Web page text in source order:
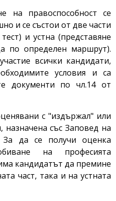
на правоспособност се
и се състои от две части
и устна (представяне
по определен маршрут).
всички кандидати,
условия и са
документи по чл.14 от
с "издържал" или
със Заповед на
За да се получи оценка
на професията
кандидатът да премине
част, така и на устната